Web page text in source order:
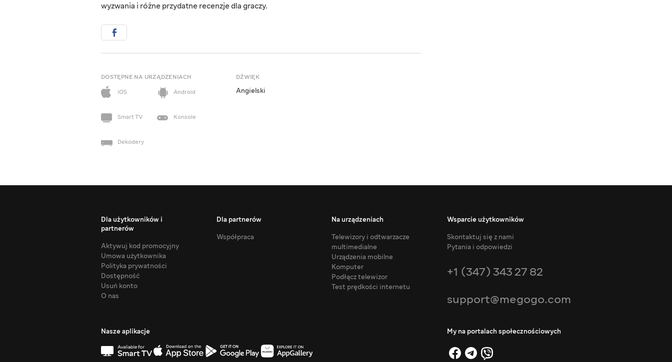
wyzwania i różne przydatne recenzje dla graczy.
DOSTĘPNE NA URZĄDZENIACH
iOS
Android
Smart TV Konsole
Dekodery
DŹWIĘK
Angielski
Dla użytkowników i
partnerów
Aktywuj kod promocyjny
Umowa użytkownika
Polityka prywatności
Dostępność
Usuń konto
O nas
Dla partnerów
Współpraca
Na urządzeniach
Telewizory i odtwarzacze
multimedialne
Urządzenia mobilne
Komputer
Podłącz telewizor
Test prędkości internetu
Wsparcie użytkowników
Skontaktuj się z nami
Pytania i odpowiedzi
+1 (347) 343 27 82
support@megogo.com
Nasze aplikacje My na portalach społecznościowych